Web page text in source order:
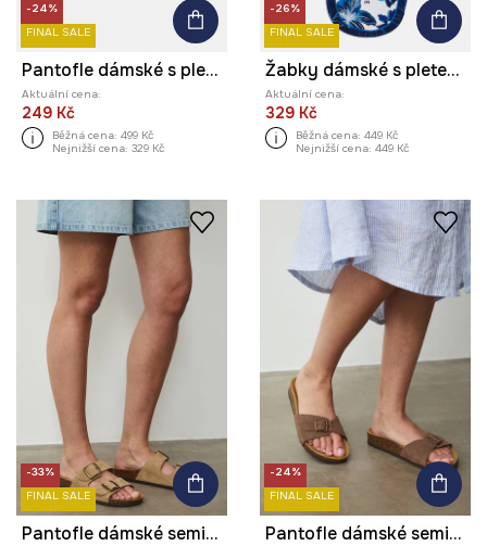
-24%
FINAL SALE
Pantofle dámské s pletenými pásky
Aktuální cena:
249 Kč
Běžná cena: 499 Kč
Nejnižší cena: 329 Kč
-26%
FINAL SALE
Žabky dámské s pletenými pásky
Aktuální cena:
329 Kč
Běžná cena: 449 Kč
Nejnižší cena: 449 Kč
-33%
FINAL SALE
Pantofle dámské semišové s přezkami
-24%
FINAL SALE
Pantofle dámské semišové s přezkou